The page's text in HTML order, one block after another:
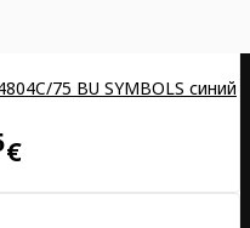
75 BU SYMBOLS синий
€